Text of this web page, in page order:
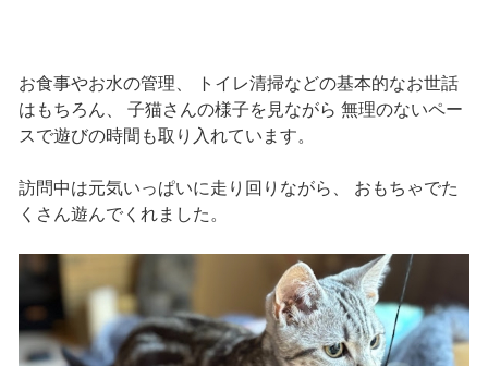
お食事やお水の管理、 トイレ清掃などの基本的なお世話
はもちろん、 子猫さんの様子を見ながら 無理のないペー
スで遊びの時間も取り入れています。
訪問中は元気いっぱいに走り回りながら、 おもちゃでた
くさん遊んでくれました。